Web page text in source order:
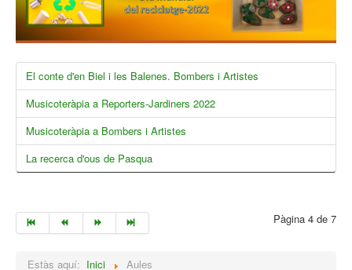
El conte d'en Biel i les Balenes. Bombers i Artistes
Musicoteràpia a Reporters-Jardiners 2022
Musicoteràpia a Bombers i Artistes
La recerca d'ous de Pasqua
Pàgina 4 de 7
Estàs aquí: Inici Aules